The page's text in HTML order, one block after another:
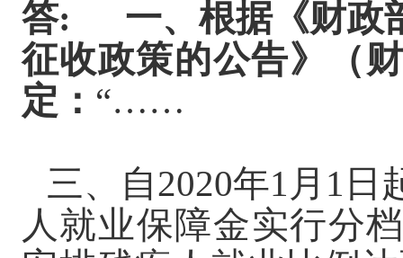
答:
一、根据《财政
征收政策的公告》（
定： “……
三、自2020年1月1日
人就业保障金实行分